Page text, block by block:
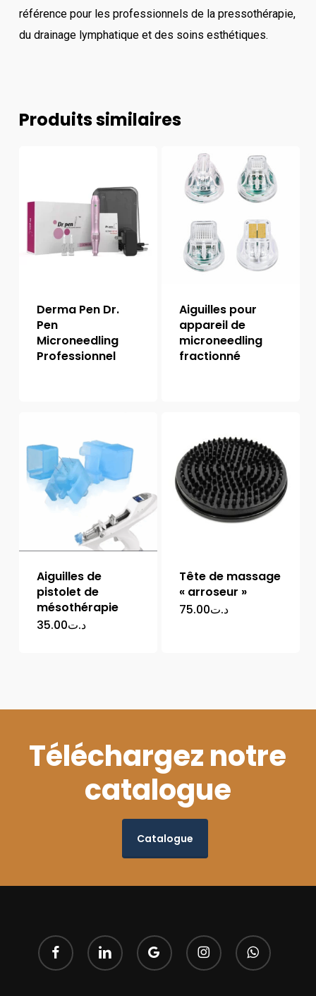
référence pour les professionnels de la pressothérapie,
du drainage lymphatique et des soins esthétiques.
Produits similaires
Derma Pen Dr.
Pen
Microneedling
Professionnel
Aiguilles pour
appareil de
microneedling
fractionné
Aiguilles de
pistolet de
mésothérapie
د.ت35.00
Tête de massage
« arroseur »
د.ت75.00
Téléchargez notre
catalogue
Catalogue
facebook linkedin
google-
plus
instagram whatsapp